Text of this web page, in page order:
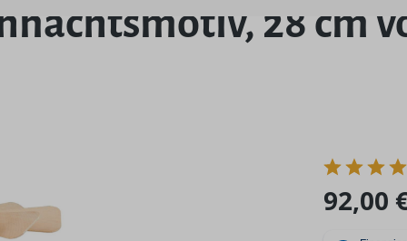
28 cm
Regulärer
92,00